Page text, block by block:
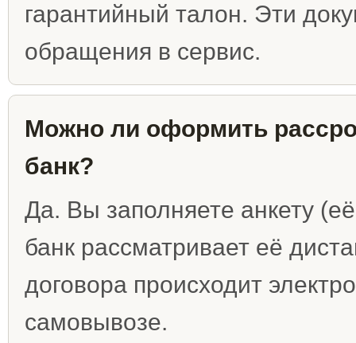
гарантийный талон. Эти
обращения в сервис.
Можно ли оформить
банк?
Да. Вы заполняете анкету
банк рассматривает её
договора происходит
самовывозе.